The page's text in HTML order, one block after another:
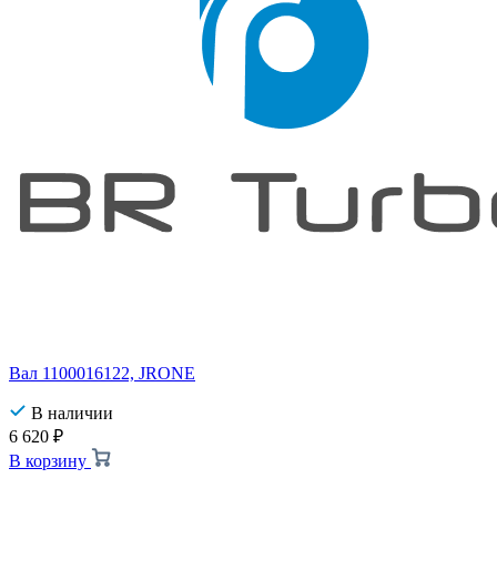
Вал 1100016122, JRONE
В наличии
6 620 ₽
В корзину